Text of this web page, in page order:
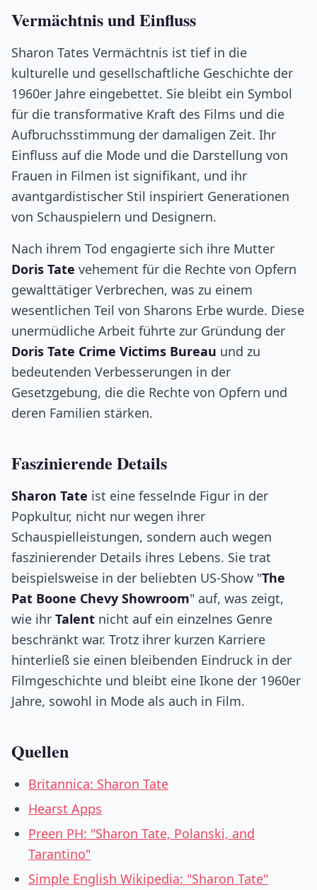
Vermächtnis und Einfluss
Sharon Tates Vermächtnis ist tief in die
kulturelle und gesellschaftliche Geschichte der
1960er Jahre eingebettet. Sie bleibt ein Symbol
für die transformative Kraft des Films und die
Aufbruchsstimmung der damaligen Zeit. Ihr
Einfluss auf die Mode und die Darstellung von
Frauen in Filmen ist signifikant, und ihr
avantgardistischer Stil inspiriert Generationen
von Schauspielern und Designern.
Nach ihrem Tod engagierte sich ihre Mutter
Doris Tate vehement für die Rechte von Opfern
gewalttätiger Verbrechen, was zu einem
wesentlichen Teil von Sharons Erbe wurde. Diese
unermüdliche Arbeit führte zur Gründung der
Doris Tate Crime Victims Bureau und zu
bedeutenden Verbesserungen in der
Gesetzgebung, die die Rechte von Opfern und
deren Familien stärken.
Faszinierende Details
Sharon Tate ist eine fesselnde Figur in der
Popkultur, nicht nur wegen ihrer
Schauspielleistungen, sondern auch wegen
faszinierender Details ihres Lebens. Sie trat
beispielsweise in der beliebten US-Show "The
Pat Boone Chevy Showroom" auf, was zeigt,
wie ihr Talent nicht auf ein einzelnes Genre
beschränkt war. Trotz ihrer kurzen Karriere
hinterließ sie einen bleibenden Eindruck in der
Filmgeschichte und bleibt eine Ikone der 1960er
Jahre, sowohl in Mode als auch in Film.
Quellen
Britannica: Sharon Tate
Hearst Apps
Preen PH: "Sharon Tate, Polanski, and
Tarantino"
Simple English Wikipedia: "Sharon Tate"